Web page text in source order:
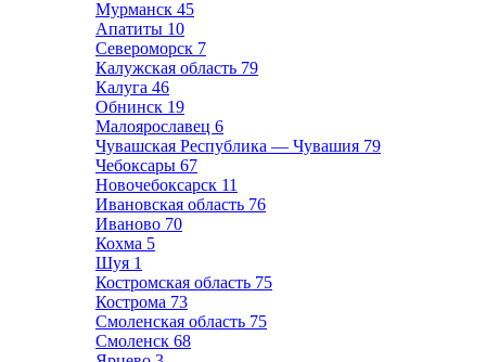
Мурманск 45
Апатиты 10
Североморск 7
Калужская область 79
Калуга 46
Обнинск 19
Малоярославец 6
Чувашская Республика — Чувашия 79
Чебоксары 67
Новочебоксарск 11
Ивановская область 76
Иваново 70
Кохма 5
Шуя 1
Костромская область 75
Кострома 73
Смоленская область 75
Смоленск 68